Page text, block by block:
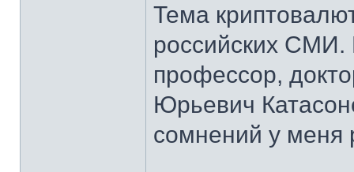
Тема
российских СМИ.
профессор,
Юрьевич
сомнений у меня